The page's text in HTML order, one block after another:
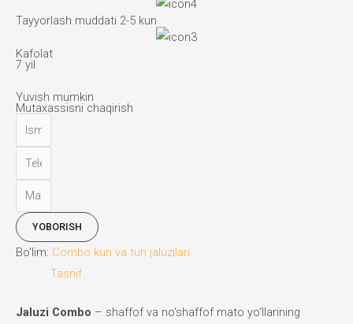
jaluzilari
miqdori
Tayyorlash muddati 2-5 kun
Kafolat
7 yil
Yuvish mumkin
Mutaxassisni chaqirish
YOBORISH
Bo'lim: Combo kun va tun jaluzilari
Tasnif
Jaluzi Combo – shaffof va no‘shaffof mato yo‘llarining